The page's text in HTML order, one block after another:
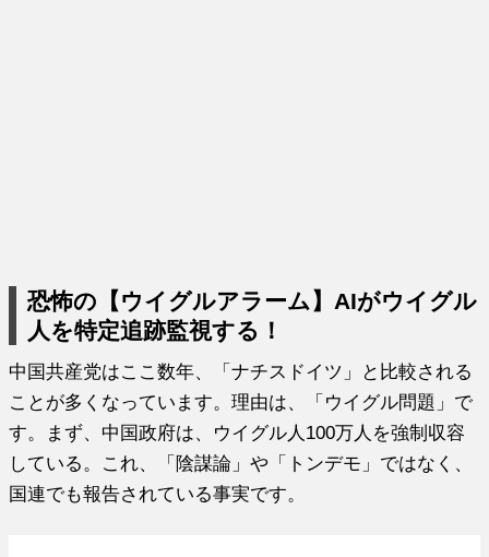
恐怖の【ウイグルアラーム】AIがウイグル
人を特定追跡監視する！
中国共産党はここ数年、「ナチスドイツ」と比較される
ことが多くなっています。理由は、「ウイグル問題」で
す。まず、中国政府は、ウイグル人100万人を強制収容
している。これ、「陰謀論」や「トンデモ」ではなく、
国連でも報告されている事実です。